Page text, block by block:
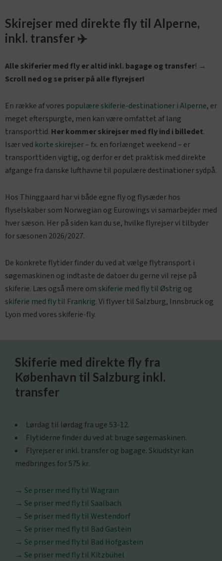
Skirejser med direkte fly til Alperne,
inkl. transfer ✈️
Alle skiferier med fly er altid inkl. bagage og transfer! →
Scroll ned og se priser på alle flyrejser!
En række af vores populære skiferie-destinationer i Alperne, er
meget efterspurgte, men kan være omfattet af lang
transporttid. Her kommer skirejser med fly ind i billedet.
Især ved korte skirejser– fx. en forlænget weekend – er
transporttiden vigtig, og derfor er det praktisk med direkte
afgange fra danske lufthavne til populære destinationer sydpå.
Hos Thinggaard har vi både egne fly og flysæder hos
flyselskaber som Norwegian og Eurowings vi samarbejder med
hver sæson. Her på siden kan du se, hvilke flyrejser vi tilbyder
for sæsonen 2026/2027.
De konkrete flytider finder du ved at vælge flytransport i
søgemaskinen og indtaste de datoer du gerne vil rejse på
skiferie. Læs også mere omskiferie med fly til Østrig og
skiferie med fly til Frankrig. Vi flyver til Salzburg, Innsbruck og
Lyon med vores skiferie-fly.
Skiferie med direkte fly fra
København til Salzburg inkl.
transfer
Lørdag til lørdag fra uge 53-12.
Flytiderne finder du ved at bruge søgemaskinen.
Flyrejser er inkl. transfer og bagage. Skiudstyr kan
medbringes for 575 kr.
→ Se priser med fly til Wagrain
→ Se priser med fly til Saalbach
→ Se priser med fly til Westendorf
→ Se priser med fly til Bad Gastein
→ Se priser med fly til Bad Hofgastein
→ Se priser med fly til Kitzbühel